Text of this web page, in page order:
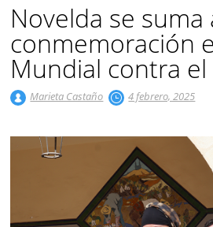
Novelda se suma
conmemoración
Mundial contra el
Marieta Castaño 4 febrero, 2025